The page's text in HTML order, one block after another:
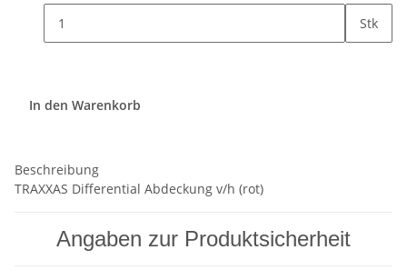
Stk
In den Warenkorb
Beschreibung
TRAXXAS Differential Abdeckung v/h (rot)
Angaben zur Produktsicherheit